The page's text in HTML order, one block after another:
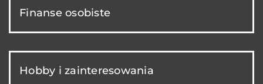
Finanse osobiste
Hobby i zainteresowania